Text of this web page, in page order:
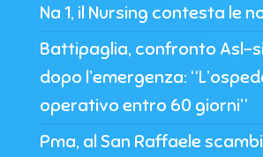
Na 1, il Nursing contesta le
Battipaglia, confronto Asl-
dopo l’emergenza:
operativo entro 60 giorni”
Pma, al San Raffaele